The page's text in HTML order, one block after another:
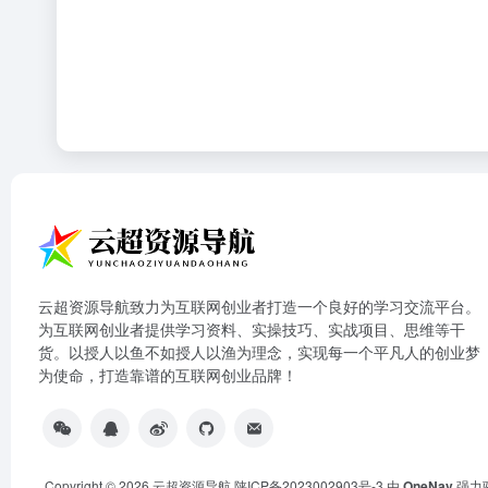
云超资源导航致力为互联网创业者打造一个良好的学习交流平台。
为互联网创业者提供学习资料、实操技巧、实战项目、思维等干
货。以授人以鱼不如授人以渔为理念，实现每一个平凡人的创业梦
为使命，打造靠谱的互联网创业品牌！